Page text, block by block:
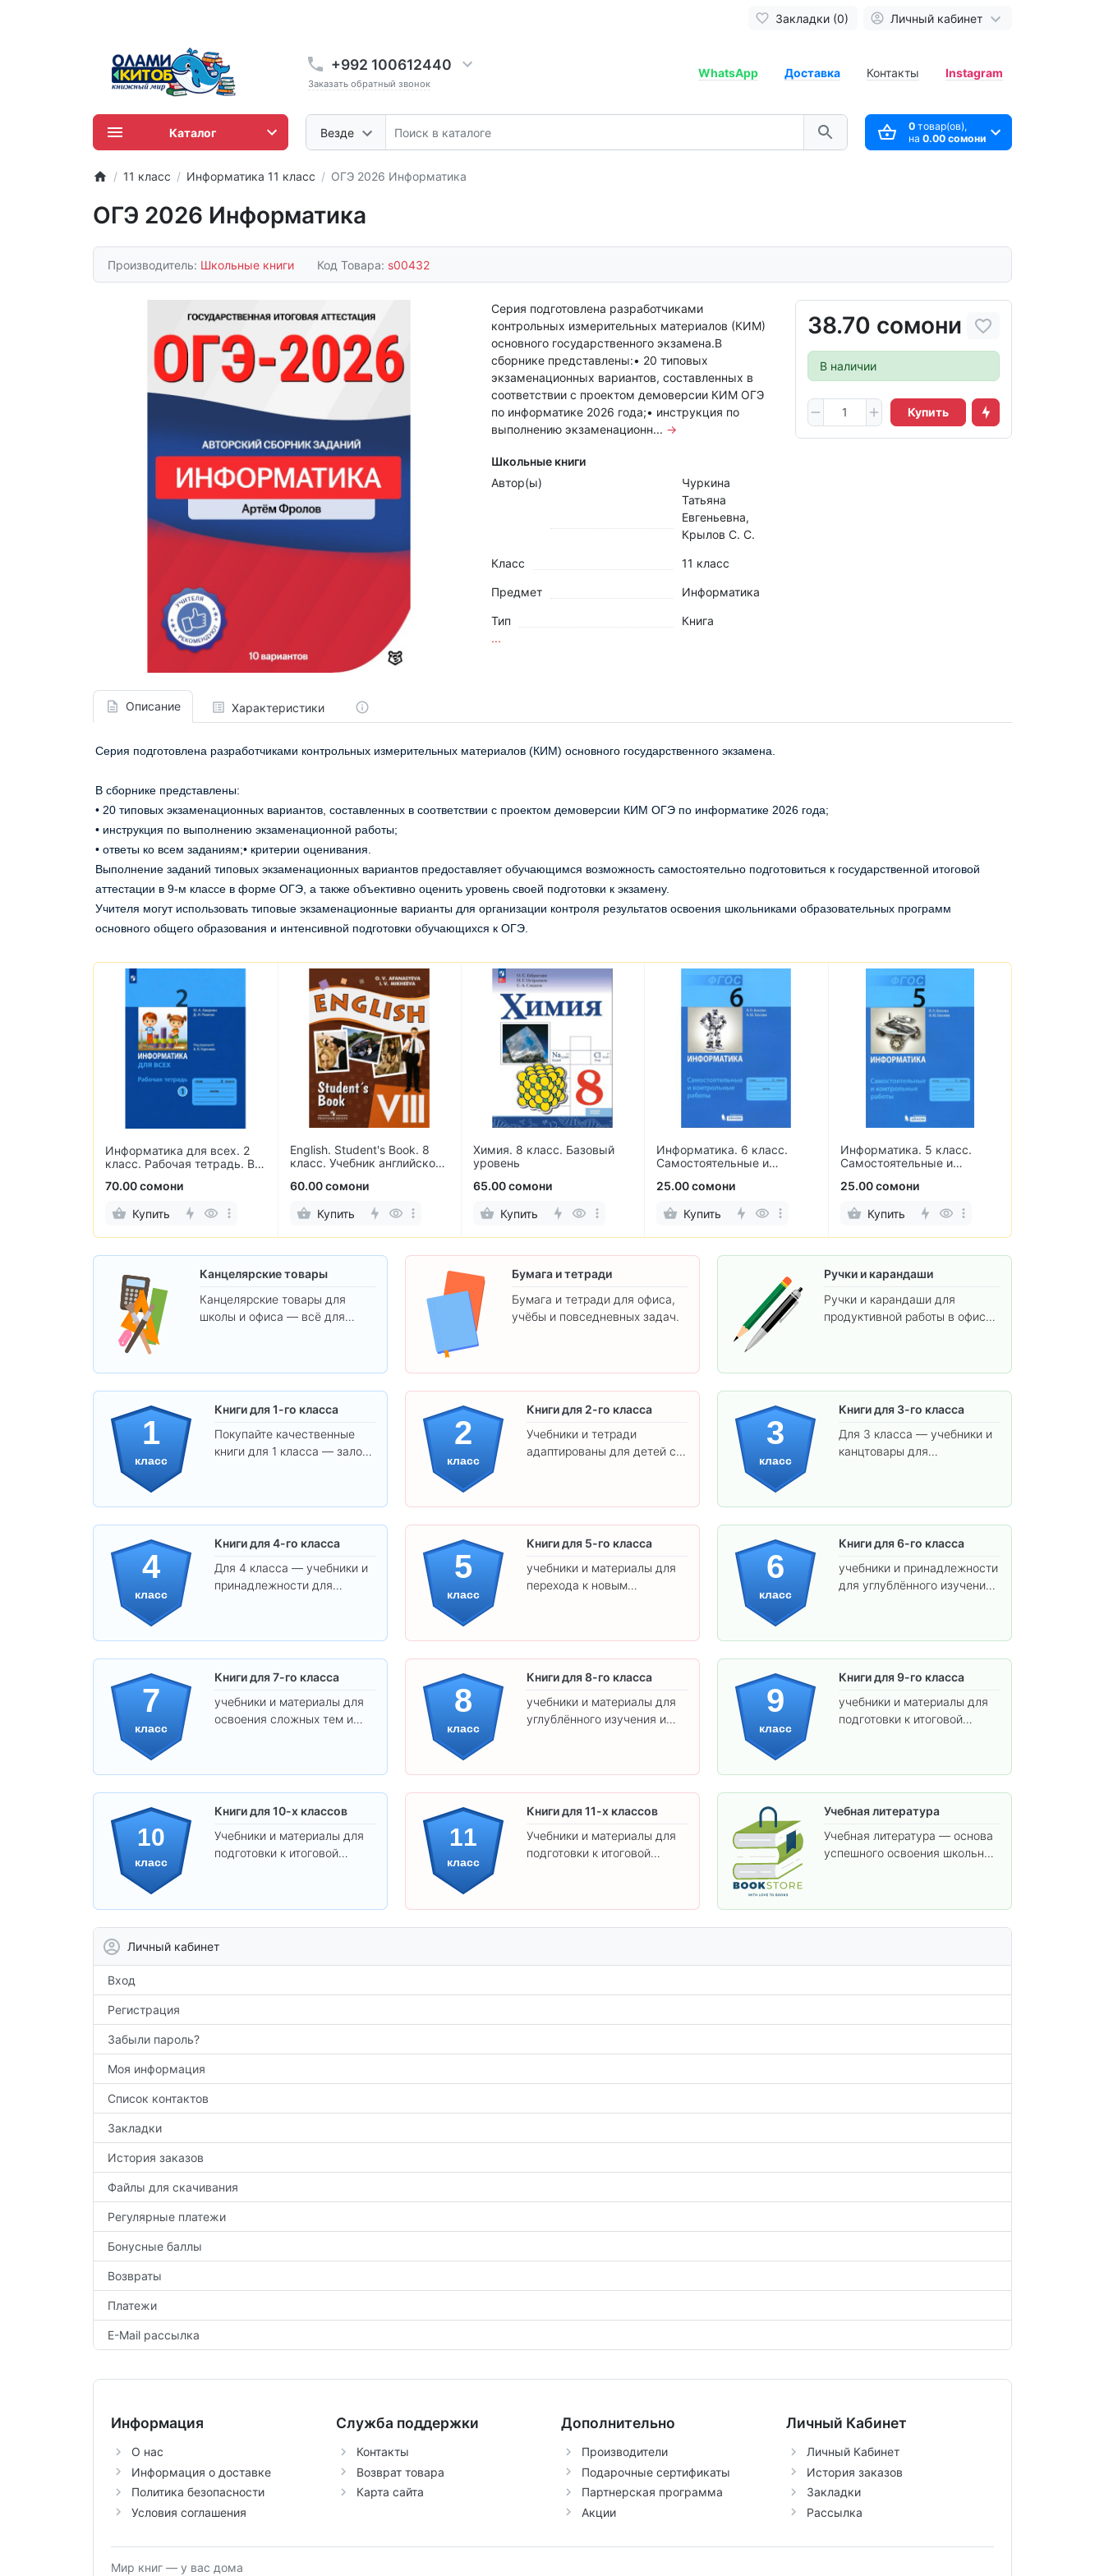
Закладки (0) Личный кабинет
+992 100612440
Заказать обратный звонок
Везде
WhatsApp Доставка Контакты Instagram
0товар(ов),
на 0.00 сомони
Каталог
11 класс Информатика 11 класс ОГЭ 2026 Информатика
ОГЭ 2026 Информатика
Производитель: Школьные книги Код Товара: s00432
38.70 сомони
В наличии
Купить
Серия подготовлена разработчиками
контрольных измерительных материалов (КИМ)
основного государственного экзамена.В
сборнике представлены:• 20 типовых
экзаменационных вариантов, составленных в
соответствии с проектом демоверсии КИМ ОГЭ
по информатике 2026 года;• инструкция по
выполнению экзаменационн... →
Школьные книги
Автор(ы)
Чуркина
Татьяна
Евгеньевна,
Крылов С. С.
Класс 11 класс
Предмет Информатика
Тип
Книга
...
Описание Характеристики
Серия подготовлена разработчиками контрольных измерительных материалов (КИМ) основного государственного экзамена.
В сборнике представлены:
• 20 типовых экзаменационных вариантов, составленных в соответствии с проектом демоверсии КИМ ОГЭ по информатике 2026 года;
• инструкция по выполнению экзаменационной работы;
• ответы ко всем заданиям;• критерии оценивания.
Выполнение заданий типовых экзаменационных вариантов предоставляет обучающимся возможность самостоятельно подготовиться к государственной итоговой
аттестации в 9-м классе в форме ОГЭ, а также объективно оценить уровень своей подготовки к экзамену.
Учителя могут использовать типовые экзаменационные варианты для организации контроля результатов освоения школьниками образовательных программ
основного общего образования и интенсивной подготовки обучающихся к ОГЭ.
Информатика для всех. 2
класс. Рабочая тетрадь. В
70.00 сомони
Купить
English. Student's Book. 8
класс. Учебник английского
60.00 сомони
Купить
Химия. 8 класс. Базовый
уровень
65.00 сомони
Купить
Информатика. 6 класс.
Самостоятельные и
25.00 сомони
Купить
Информатика. 5 класс.
Самостоятельные и
25.00 сомони
Купить
Канцелярские товары
Канцелярские товары для
школы и офиса — всё для
Бумага и тетради
Бумага и тетради для офиса,
учёбы и повседневных задач.
Ручки и карандаши
Ручки и карандаши для
продуктивной работы в офисе
1
класс
Книги для 1-го класса
Покупайте качественные
книги для 1 класса — залог
2
класс
Книги для 2-го класса
Учебники и тетради
адаптированы для детей с
3
класс
Книги для 3-го класса
Для 3 класса — учебники и
канцтовары для
4
класс
Книги для 4-го класса
Для 4 класса — учебники и
принадлежности для
5
класс
Книги для 5-го класса
учебники и материалы для
перехода к новым
6
класс
Книги для 6-го класса
учебники и принадлежности
для углублённого изучения
7
класс
Книги для 7-го класса
учебники и материалы для
освоения сложных тем и
8
класс
Книги для 8-го класса
учебники и материалы для
углублённого изучения и
9
класс
Книги для 9-го класса
учебники и материалы для
подготовки к итоговой
10
класс
Книги для 10-х классов
Учебники и материалы для
подготовки к итоговой
11
класс
Книги для 11-х классов
Учебники и материалы для
подготовки к итоговой
Учебная литература
Учебная литература — основа
успешного освоения школьной
Личный кабинет
Вход
Регистрация
Забыли пароль?
Моя информация
Список контактов
Закладки
История заказов
Файлы для скачивания
Регулярные платежи
Бонусные баллы
Возвраты
Платежи
E-Mail рассылка
Информация
О нас
Информация о доставке
Политика безопасности
Условия соглашения
Служба поддержки
Контакты
Возврат товара
Карта сайта
Дополнительно
Производители
Подарочные сертификаты
Партнерская программа
Акции
Личный Кабинет
Личный Кабинет
История заказов
Закладки
Рассылка
Мир книг — у вас дома